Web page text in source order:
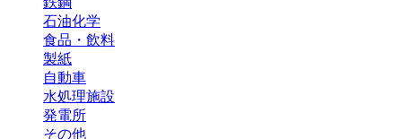
石油化学
食品・飲料
製紙
自動車
水処理施設
発電所
その他